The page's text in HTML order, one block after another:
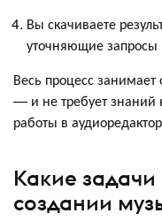
Вы скачиваете
уточняющие запросы
Весь процесс
— и не требует знаний
работы в
Какие
создании